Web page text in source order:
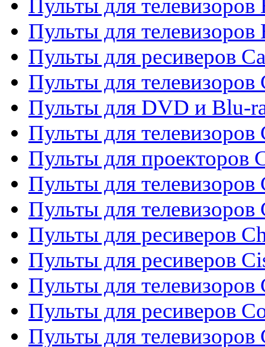
Пульты для телевизоров
Пульты для телевизоров
Пульты для ресиверов
Пульты для телевизоров
Пульты для DVD и Blu-
Пульты для телевизоров
Пульты для проекторов
Пульты для телевизоров
Пульты для телевизоров
Пульты для ресиверов
Пульты для ресиверов
Пульты для телевизоров
Пульты для ресиверов
Пульты для телевизоров